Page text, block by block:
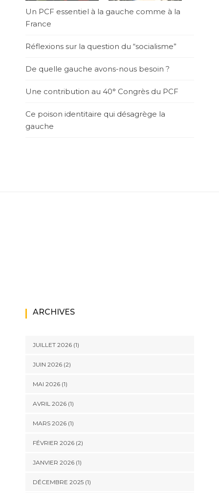
Un PCF essentiel à la gauche comme à la
France
Réflexions sur la question du “socialisme”
De quelle gauche avons-nous besoin ?
Une contribution au 40° Congrès du PCF
Ce poison identitaire qui désagrège la
gauche
ARCHIVES
JUILLET 2026(1)
JUIN 2026(2)
MAI 2026(1)
AVRIL 2026(1)
MARS 2026(1)
FÉVRIER 2026(2)
JANVIER 2026(1)
DÉCEMBRE 2025(1)